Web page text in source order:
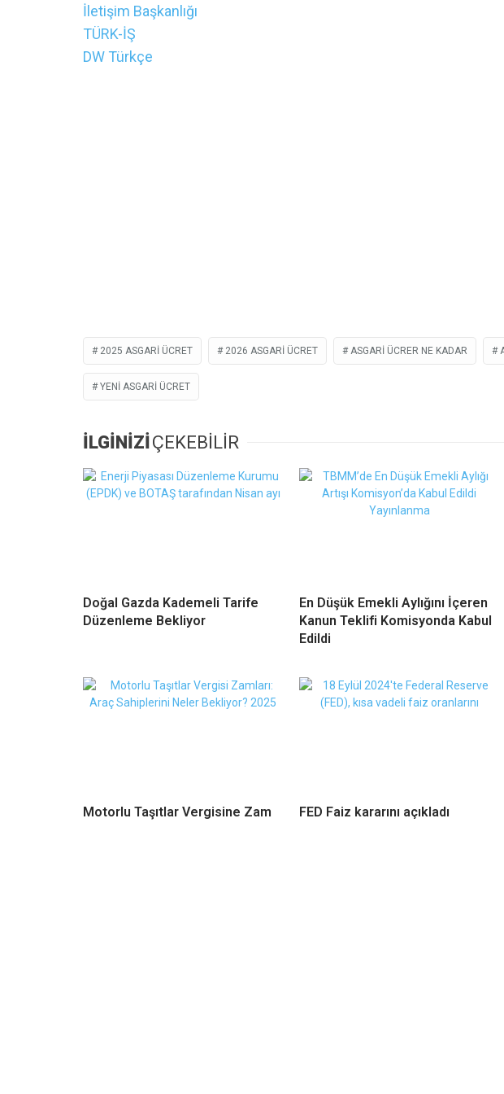
İletişim Başkanlığı
TÜRK-İŞ
DW Türkçe
2025 ASGARI ÜCRET 2026 ASGARI ÜCRET ASGARI ÜCRER NE KADAR
YENI ASGARI ÜCRET
İLGİNİZİÇEKEBİLİR
Doğal Gazda Kademeli Tarife
Düzenleme Bekliyor
En Düşük Emekli Aylığını İçeren
Kanun Teklifi Komisyonda Kabul
Edildi
Motorlu Taşıtlar Vergisine Zam FED Faiz kararını açıkladı